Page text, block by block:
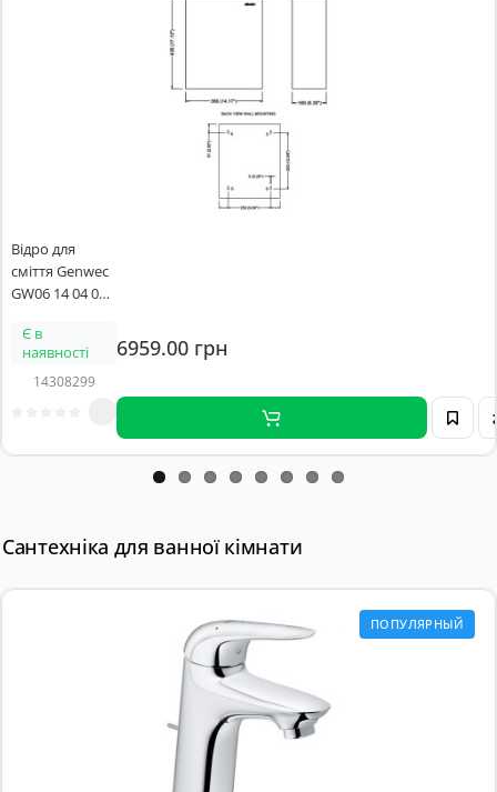
Відро для
сміття Genwec
GW06 14 04 01
хром матовий
Є в
наявності
14308299
6959.00 грн
Сантехніка для ванної кімнати
ПОПУЛЯРНЫЙ